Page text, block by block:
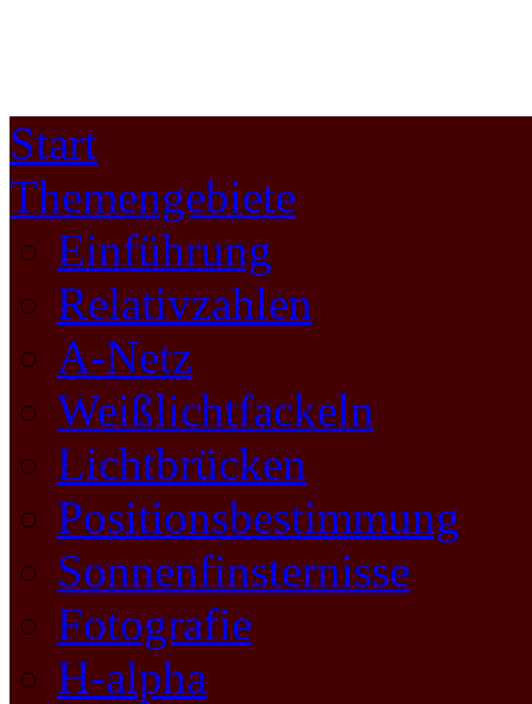
Start
Themengebiete
Einführung
Relativzahlen
A-Netz
Weißlichtfackeln
Lichtbrücken
Positionsbestimmung
Sonnenfinsternisse
Fotografie
H-alpha